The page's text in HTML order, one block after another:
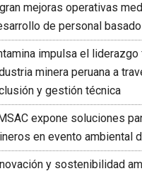
mejoras operativas
de personal
impulsa el
minera peruana a
y gestión técnica
expone soluciones
en evento ambiental
y sostenibilidad